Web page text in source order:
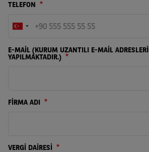
TELEFON
E-MAİL (KURUM UZANTILI E-MAİL
YAPILMAKTADIR.)
FİRMA ADI
VERGİ DAİRESİ